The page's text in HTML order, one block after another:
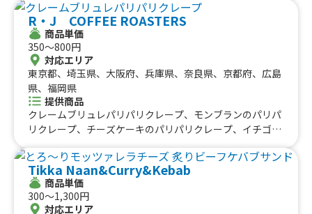
R・J COFFEE ROASTERS
商品単価
350〜800円
対応エリア
東京都、埼玉県、大阪府、兵庫県、奈良県、京都府、広島
県、福岡県
提供商品
クレームブリュレパリパリクレープ、モンブランのパリパ
リクレープ、チーズケーキのパリパリクレープ、イチゴと
レープ、シュガーバターパリパリクレープ、エコプレッ
ソ エスプレッソ、エコプレッソマキアート、スペシャル
ティーカフェモカ、スペシャルティー珈琲のカフェラテ、
スペシャルティー珈琲
Tikka Naan&Curry&Kebab
商品単価
300〜1,300円
対応エリア